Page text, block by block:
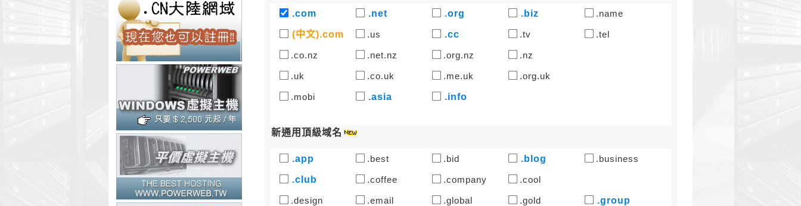
.com .net .org .biz .name
(中文).com .us .cc .tv .tel
.co.nz .net.nz .org.nz .nz
.uk .co.uk .me.uk .org.uk
.mobi .asia .info
新通用頂級域名
.app .best .bid .blog .business
.club .coffee .company .cool
.design .email .global .gold .group